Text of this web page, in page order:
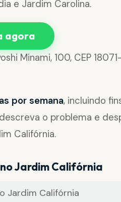
e Jardim Carolina.
agora
Minami, 100, CEP
por semana, incluindo
o problema e
Califórnia.
Jardim Califórnia
Jardim Califórnia